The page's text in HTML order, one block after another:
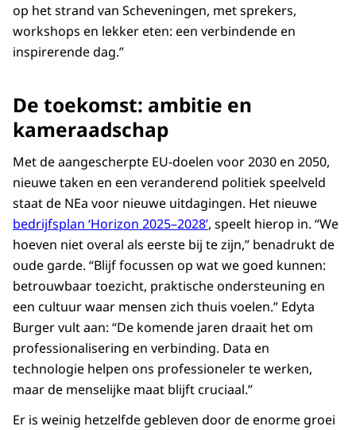
op het strand van Scheveningen, met sprekers,
workshops en lekker eten: een verbindende en
inspirerende dag.”
De toekomst: ambitie en
kameraadschap
Met de aangescherpte EU-doelen voor 2030 en 2050,
nieuwe taken en een veranderend politiek speelveld
staat de NEa voor nieuwe uitdagingen. Het nieuwe
bedrijfsplan ‘Horizon 2025–2028’, speelt hierop in. “We
hoeven niet overal als eerste bij te zijn,” benadrukt de
oude garde. “Blijf focussen op wat we goed kunnen:
betrouwbaar toezicht, praktische ondersteuning en
een cultuur waar mensen zich thuis voelen.” Edyta
Burger vult aan: “De komende jaren draait het om
professionalisering en verbinding. Data en
technologie helpen ons professioneler te werken,
maar de menselijke maat blijft cruciaal.”
Er is weinig hetzelfde gebleven door de enorme groei